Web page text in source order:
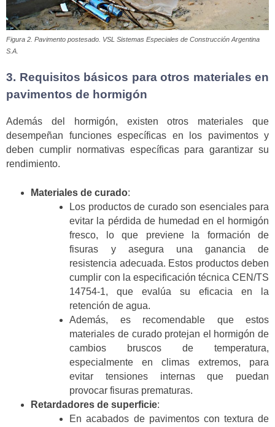
Figura 2. Pavimento postesado. VSL Sistemas Especiales de Construcción Argentina
S.A.
3. Requisitos básicos para otros materiales en
pavimentos de hormigón
Además del hormigón, existen otros materiales que
desempeñan funciones específicas en los pavimentos y
deben cumplir normativas específicas para garantizar su
rendimiento.
Materiales de curado:
Los productos de curado son esenciales para
evitar la pérdida de humedad en el hormigón
fresco, lo que previene la formación de
fisuras y asegura una ganancia de
resistencia adecuada. Estos productos deben
cumplir con la especificación técnica CEN/TS
14754-1, que evalúa su eficacia en la
retención de agua.
Además, es recomendable que estos
materiales de curado protejan el hormigón de
cambios bruscos de temperatura,
especialmente en climas extremos, para
evitar tensiones internas que puedan
provocar fisuras prematuras.
Retardadores de superficie:
En acabados de pavimentos con textura de